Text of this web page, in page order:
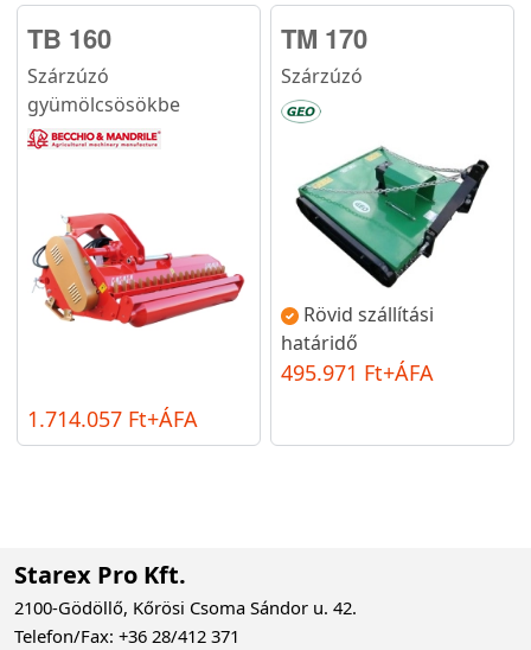
TB 160
Szárzúzó
gyümölcsösökbe
1.714.057 Ft+ÁFA
TM 170
Szárzúzó
Rövid szállítási
határidő
495.971 Ft+ÁFA
Starex Pro Kft.
2100-Gödöllő, Kőrösi Csoma Sándor u. 42.
Telefon/Fax: +36 28/412 371